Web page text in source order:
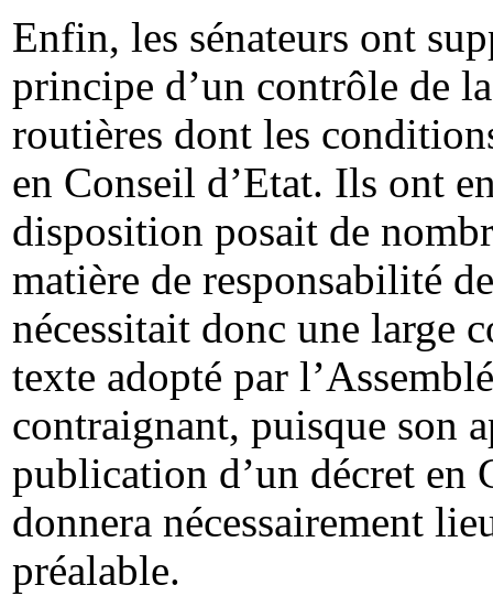
Enfin, les sénateurs ont
principe d’un contrôle de
routières dont les
en Conseil d’Etat. Ils ont
disposition posait de
matière de responsabilité
nécessitait donc une large
texte adopté par
contraignant, puisque son
publication d’un décret en
donnera nécessairement
préalable.